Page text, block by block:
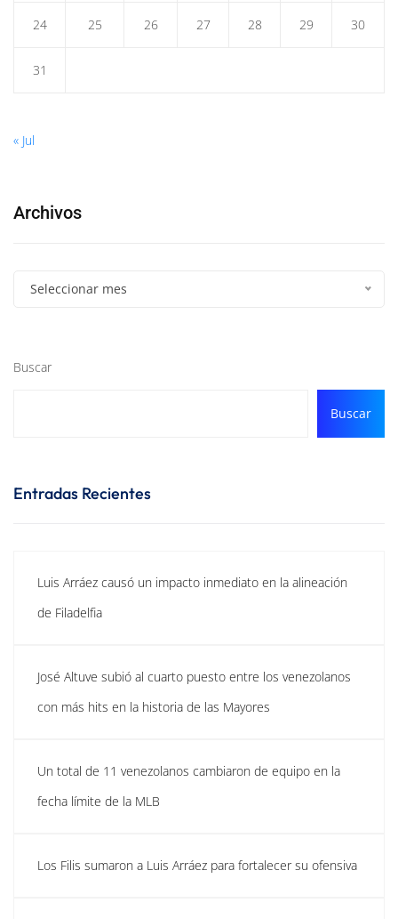
24 25 26 27 28 29 30
31
« Jul
Archivos
Seleccionar mes
Buscar
Buscar
Entradas Recientes
Luis Arráez causó un impacto inmediato en la alineación
de Filadelfia
José Altuve subió al cuarto puesto entre los venezolanos
con más hits en la historia de las Mayores
Un total de 11 venezolanos cambiaron de equipo en la
fecha límite de la MLB
Los Filis sumaron a Luis Arráez para fortalecer su ofensiva